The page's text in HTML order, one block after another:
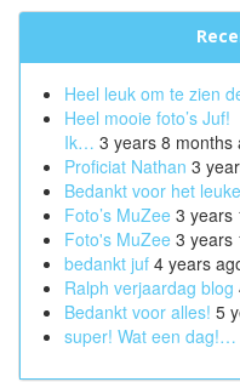
Heel leuk om te zien
Heel mooie foto’s Juf!
Ik… 3 years 8 months
Proficiat Nathan 3
Bedankt voor het
Foto’s MuZee 3 years
Foto's MuZee 3 years
bedankt juf 4 years
Ralph verjaardag blog
Bedankt voor alles! 5
super! Wat een dag!…